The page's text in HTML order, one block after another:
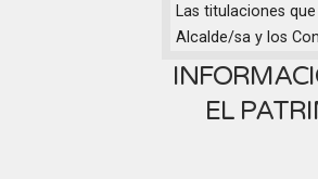
Las titulaciones
Alcalde/sa y los
EL